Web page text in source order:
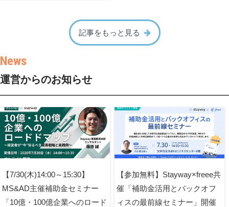
記事をもっと見る
運営からのお知らせ
【7/30(木)14:00～15:30】
MS&AD主催補助金セミナー
「10億・100億企業へのロード
【参加無料】Stayway×freee共
催「補助金活用とバックオフ
ィスの最前線セミナー」開催